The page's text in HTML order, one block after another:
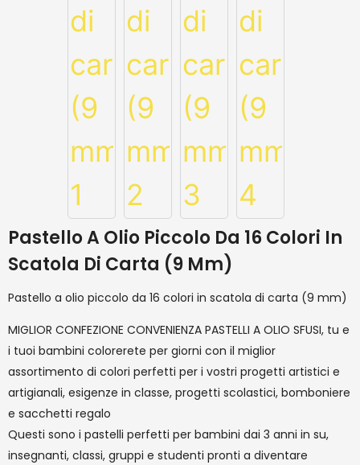
Pastello A Olio Piccolo Da 16 Colori In
Scatola Di Carta (9 Mm)
Pastello a olio piccolo da 16 colori in scatola di carta (9 mm)
MIGLIOR CONFEZIONE CONVENIENZA PASTELLI A OLIO SFUSI, tu e
i tuoi bambini colorerete per giorni con il miglior
assortimento di colori perfetti per i vostri progetti artistici e
artigianali, esigenze in classe, progetti scolastici, bomboniere
e sacchetti regalo
Questi sono i pastelli perfetti per bambini dai 3 anni in su,
insegnanti, classi, gruppi e studenti pronti a diventare